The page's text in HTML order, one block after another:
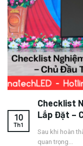
Checklist
Lắp Đặt –
Sau khi hoàn
quan trọng...
10
Th1